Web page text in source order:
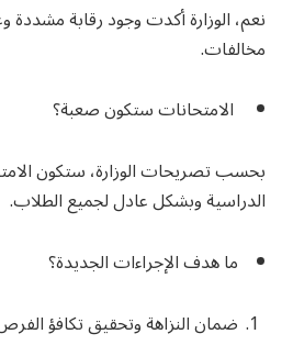
نعم، الوزارة أكدت وجود رقابة
مخالفات.
الامتحانات ستكون صعبة؟
بحسب تصريحات الوزارة، ستكون
الدراسية وبشكل عادل لجميع الطلاب.
ما هدف الإجراءات الجديدة؟
ضمان النزاهة وتحقيق تكافؤ